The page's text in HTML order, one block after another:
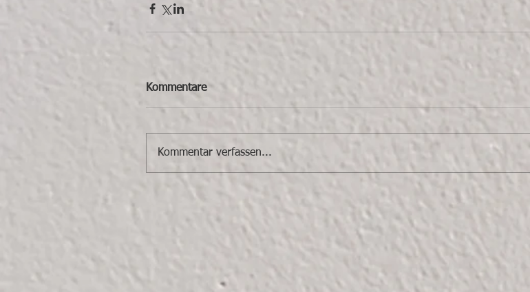
Kommentare
Kommentar verfassen...